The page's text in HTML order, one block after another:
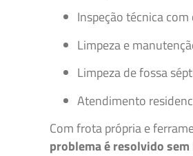
Inspeção técnica com
Limpeza e
Limpeza de fossa
Atendimento
Com frota própria e
problema é resolvido